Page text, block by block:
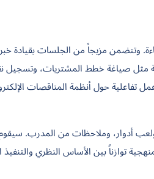
وتتضمن مزيجاً من الجلسات بقيادة
صياغة خطط المشتريات، وتسجيل نقاط
حول أنظمة المناقصات
أدوار، وملاحظات من المدرب.
توازناً بين الأساس النظري